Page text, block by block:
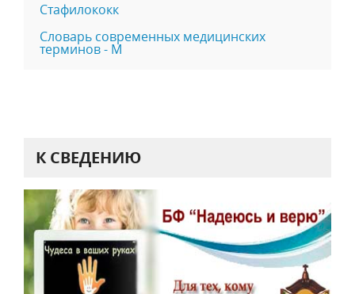
Стафилококк
Словарь современных медицинских
терминов - М
К СВЕДЕНИЮ